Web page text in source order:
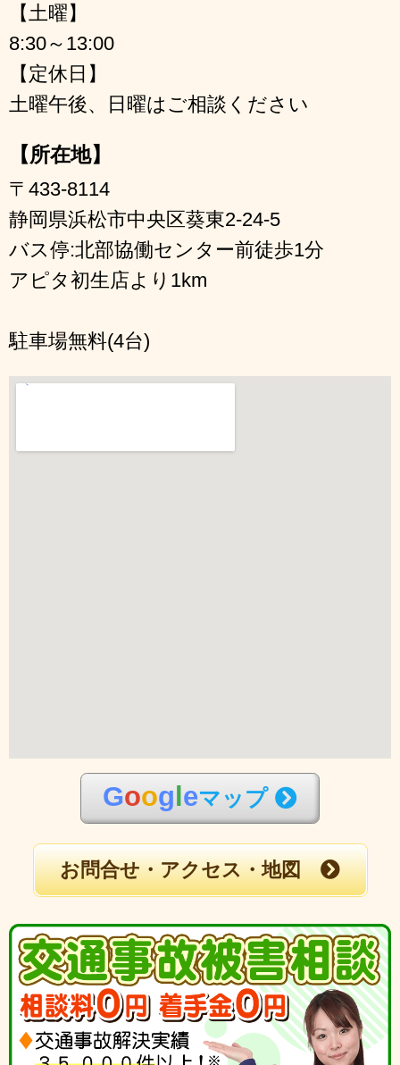
【土曜】
8:30～13:00
【定休日】
土曜午後、日曜はご相談ください
【所在地】
〒433-8114
静岡県浜松市中央区葵東2-24-5
バス停:北部協働センター前徒歩1分
アピタ初生店より1km
駐車場無料(4台)
Goog eマップ
お問合せ・アクセス・地図